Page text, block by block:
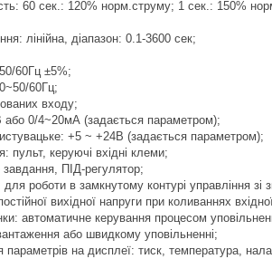
60 сек.: 120% норм.струму; 1 сек.: 150%
лінійна, діапазон: 0.1-3600 сек;
60Гц ±5%;
60Гц;
входу;
або 0/4~20мА (задається параметром);
+5 ~ +24В (задається параметром);
пульт, керуючі вхідні клеми;
ПІД-регулятор;
роботи в замкнутому контурі управління зі
вихідної напруги при коливаннях
автоматичне керування процесом
або швидкому уповільненні;
на дисплеї: тиск, температура,